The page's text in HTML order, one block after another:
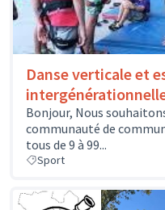
Danse verticale et
Bonjour, Nous
communauté de
tous de 9 à 99...
Sport